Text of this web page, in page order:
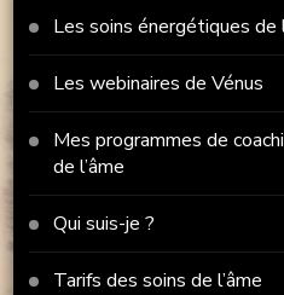
Les soins énergétiques de
Les webinaires de Vénus
Mes programmes de
de l’âme
Qui suis-je ?
Tarifs des soins de l’âme